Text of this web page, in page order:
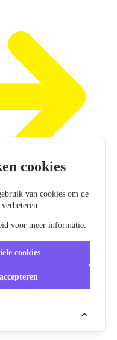
cookies
van cookies om de
voor meer informatie.
cookies